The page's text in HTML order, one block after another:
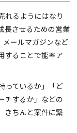
れるようにはなり
長させるための営業
ールマガジンなど
することで能率ア
っているか」「ど
チするか」などの
きちんと案件に繋